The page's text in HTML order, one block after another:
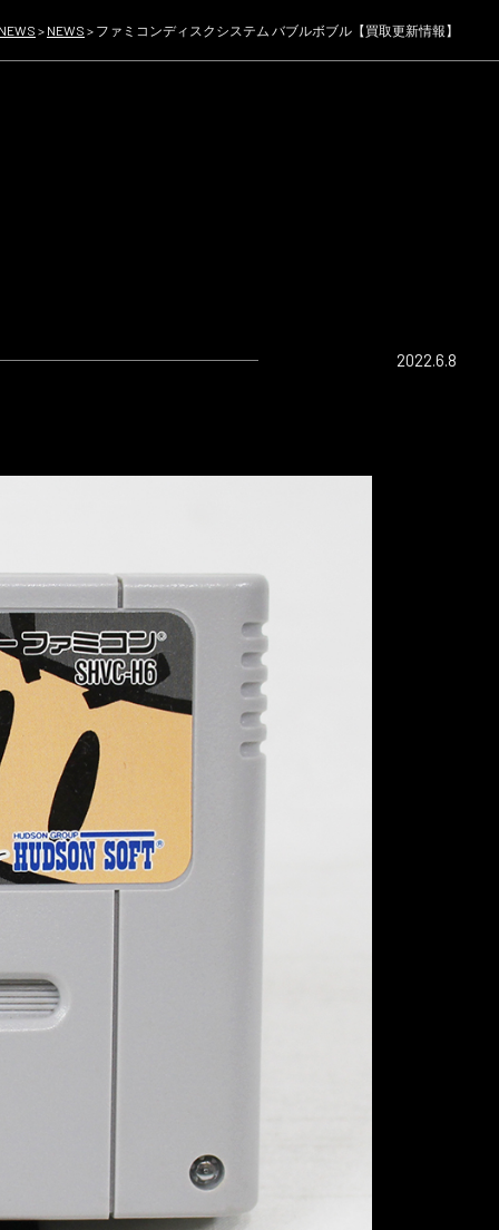
> NEWS > ファミコンディスクシステム バブルボブル【買取更新情報】
2022.6.8